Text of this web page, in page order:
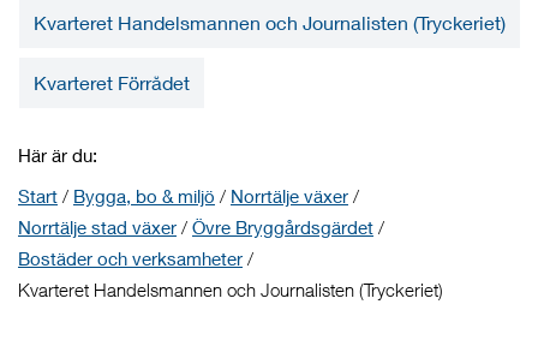
Kvarteret Handelsmannen och Journalisten (Tryckeriet)
Kvarteret Förrådet
Här är du:
Start / Bygga, bo & miljö / Norrtälje växer /
Norrtälje stad växer / Övre Bryggårdsgärdet /
Bostäder och verksamheter /
Kvarteret Handelsmannen och Journalisten (Tryckeriet)